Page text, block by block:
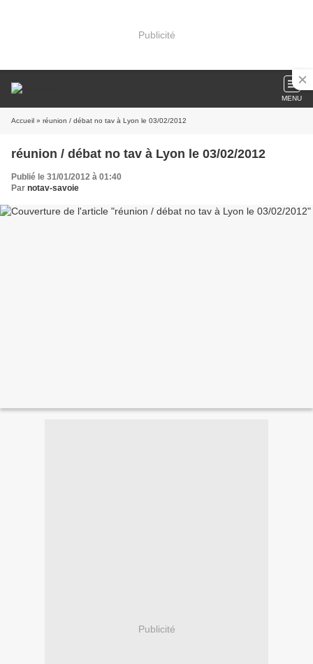
Publicité
MENU
Accueil » réunion / débat no tav à Lyon le 03/02/2012
réunion / débat no tav à Lyon le 03/02/2012
Publié le 31/01/2012 à 01:40
Par notav-savoie
Publicité